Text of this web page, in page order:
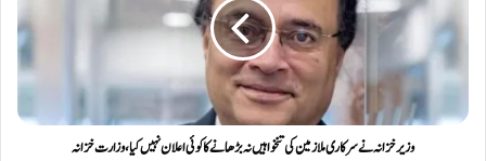
وزیر خزانہ نے سرکاری ملازمین کی تنخواہیں نہ بڑھانے کا کوئی اعلان نہیں کیا، وزارت خزانہ